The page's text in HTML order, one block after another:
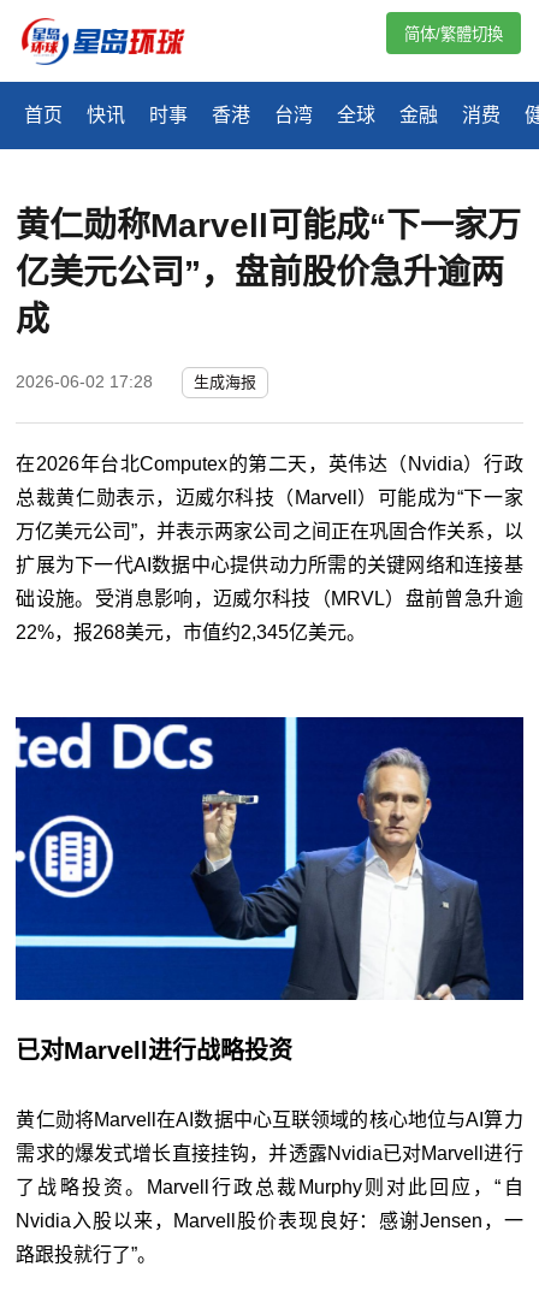
首页 快讯 时事 香港 台湾 全球 金融 消费
简体/繁體切換
黄仁勋称Marvell可能成“下一家万
亿美元公司”，盘前股价急升逾两
成
2026-06-02 17:28 生成海报
在2026年台北Computex的第二天，英伟达（Nvidia）行政
总裁黄仁勋表示，迈威尔科技（Marvell）可能成为“下一家
万亿美元公司”，并表示两家公司之间正在巩固合作关系，以
扩展为下一代AI数据中心提供动力所需的关键网络和连接基
础设施。受消息影响，迈威尔科技（MRVL）盘前曾急升逾
22%，报268美元，市值约2,345亿美元。
已对Marvell进行战略投资
黄仁勋将Marvell在AI数据中心互联领域的核心地位与AI算力
需求的爆发式增长直接挂钩，并透露Nvidia已对Marvell进行
了战略投资。Marvell行政总裁Murphy则对此回应，“自
Nvidia入股以来，Marvell股价表现良好：感谢Jensen，一
路跟投就行了”。